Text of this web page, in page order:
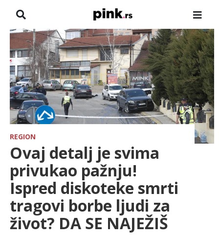
NASLOVNA
VESTI
ZADRUGA
SHOWBIZ
HRONIKA
FARMERI
SPORT
LIFESTYLE
REGION
Ovaj detalj je svima
privukao pažnju!
Ispred diskoteke smrti
tragovi borbe ljudi za
život? DA SE NAJEŽIŠ